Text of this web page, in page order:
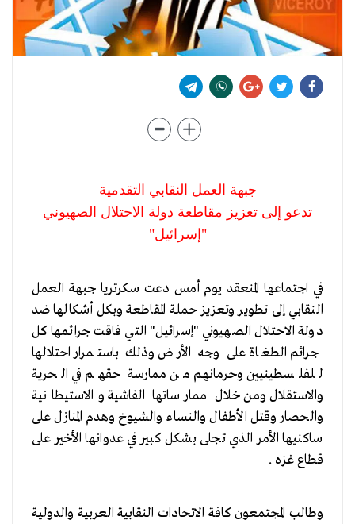
جبهة العمل النقابي التقدمية
تدعو إلى تعزيز مقاطعة دولة الاحتلال الصهيوني
"إسرائيل"
في اجتماعها المنعقد يوم أمس دعت سكرتريا جبهة العمل
النقابي إلى تطوير وتعزيز حملة المقاطعة وبكل أشكالها ضد
دولة الاحتلال الصهيوني "إسرائيل" التي فاقت جرائمها كل
جرائم الطغاة على وجه الأرض وذلك باستمرار احتلالها
للفلسطينيين وحرمانهم من ممارسة حقهم في الحرية
والاستقلال ومن خلال ممارساتها الفاشية والاستيطانية
والحصار وقتل الأطفال والنساء والشيوخ وهدم المنازل على
ساكنيها الأمر الذي تجلى بشكل كبير في عدوانها الأخير على
قطاع غزه .
وطالب المجتمعون كافة الاتحادات النقابية العربية والدولية